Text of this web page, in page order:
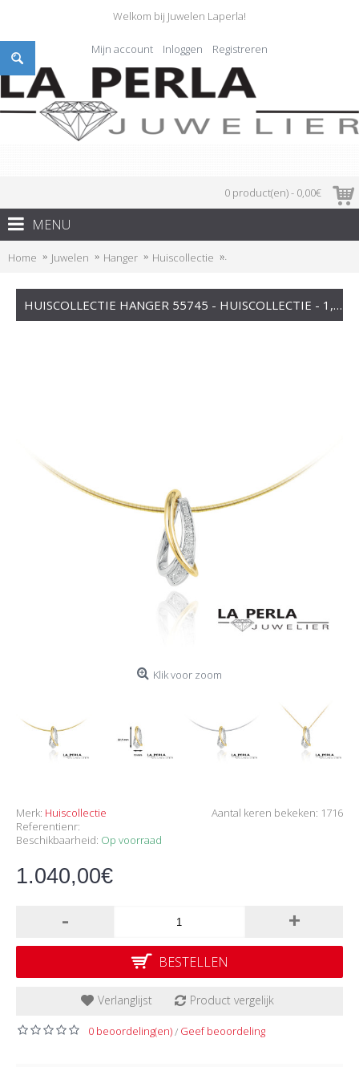
Welkom bij Juwelen Laperla!
Mijn account Inloggen Registreren
0 product(en) - 0,00€
MENU
Home Juwelen Hanger Huiscollectie
HUISCOLLECTIE HANGER 55745 - HUISCOLLECTIE - 1,040.00€ BIJ WWW.JUWELIERLAPERLA.BE
Klik voor zoom
Aantal keren bekeken: 1716
Merk: Huiscollectie
Referentienr:
Beschikbaarheid: Op voorraad
1.040,00€
- +
BESTELLEN
Verlanglijst Product vergelijk
0 beoordeling(en)/ Geef beoordeling